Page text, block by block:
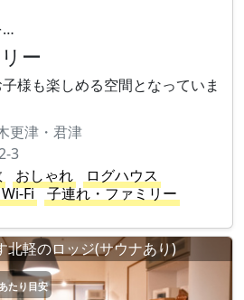
…
ー
様も楽しめる空間となっていま
更津・君津
3
おしゃれ
ログハウス
Wi-Fi
子連れ・ファミリー
北軽のロッジ(サウナあり)
たり目安